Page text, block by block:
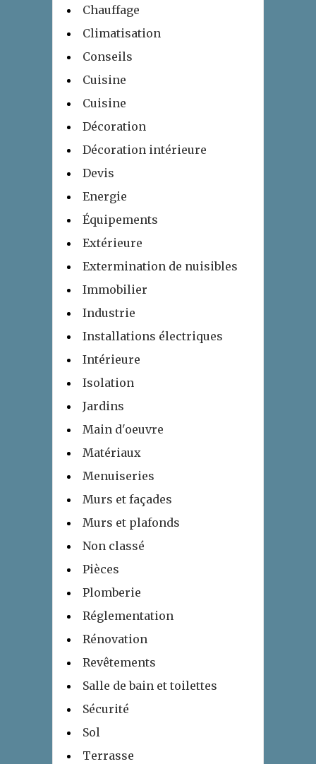
Chauffage
Climatisation
Conseils
Cuisine
Cuisine
Décoration
Décoration intérieure
Devis
Energie
Équipements
Extérieure
Extermination de nuisibles
Immobilier
Industrie
Installations électriques
Intérieure
Isolation
Jardins
Main d'oeuvre
Matériaux
Menuiseries
Murs et façades
Murs et plafonds
Non classé
Pièces
Plomberie
Réglementation
Rénovation
Revêtements
Salle de bain et toilettes
Sécurité
Sol
Terrasse